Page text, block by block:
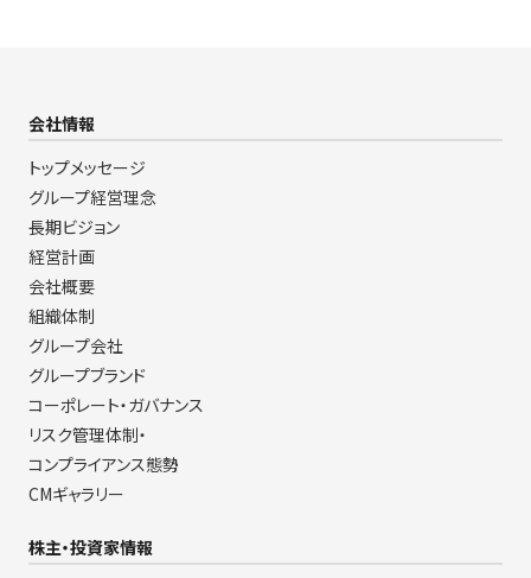
会社情報
トップメッセージ
グループ経営理念
長期ビジョン
経営計画
会社概要
組織体制
グループ会社
グループブランド
コーポレート・ガバナンス
リスク管理体制・
コンプライアンス態勢
CMギャラリー
株主・投資家情報